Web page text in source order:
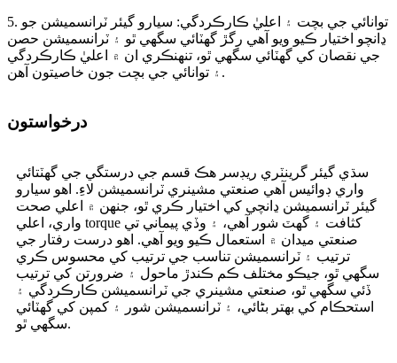
5. توانائي جي بچت ۽ اعليٰ ڪارڪردگي: سيارو گيئر ٽرانسميشن جو
ڍانچو اختيار ڪيو ويو آھي رگڙ گھٽائي سگھي ٿو ۽ ٽرانسميشن حصن
جي نقصان کي گھٽائي سگھي ٿو، تنھنڪري ان ۾ اعليٰ ڪارڪردگي
۽ توانائي جي بچت جون خاصيتون آھن.
درخواستون
سڌي گيئر گرينٽري ريڊسر هڪ قسم جي درستگي جي گھٽتائي
واري ڊوائيس آهي صنعتي مشينري ٽرانسميشن لاءِ. اهو سيارو
گيئر ٽرانسميشن ڍانچي کي اختيار ڪري ٿو، جنهن ۾ اعلي صحت
واري، اعلي torque کثافت ۽ گهٽ شور آهي، ۽ وڏي پيماني تي
صنعتي ميدان ۾ استعمال ڪيو ويو آهي. اهو درست رفتار جي
ترتيب ۽ ٽرانسميشن تناسب جي ترتيب کي محسوس ڪري
سگھي ٿو، جيڪو مختلف ڪم ڪندڙ ماحول ۽ ضرورتن کي ترتيب
ڏئي سگھي ٿو، صنعتي مشينري جي ٽرانسميشن ڪارڪردگي ۽
استحڪام کي بهتر بڻائي، ۽ ٽرانسميشن شور ۽ کمپن کي گھٽائي
سگھي ٿو.